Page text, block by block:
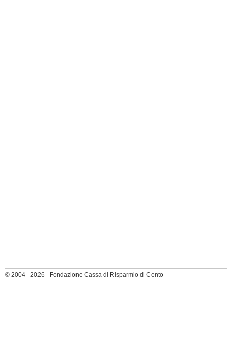
© 2004 - 2026 - Fondazione Cassa di Risparmio di Cento